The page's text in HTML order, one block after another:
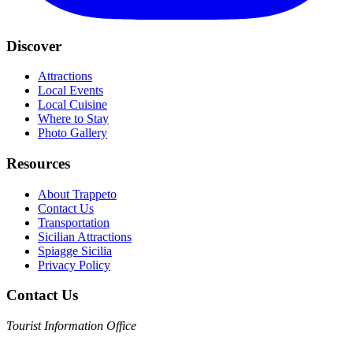
Discover
Attractions
Local Events
Local Cuisine
Where to Stay
Photo Gallery
Resources
About Trappeto
Contact Us
Transportation
Sicilian Attractions
Spiagge Sicilia
Privacy Policy
Contact Us
Tourist Information Office